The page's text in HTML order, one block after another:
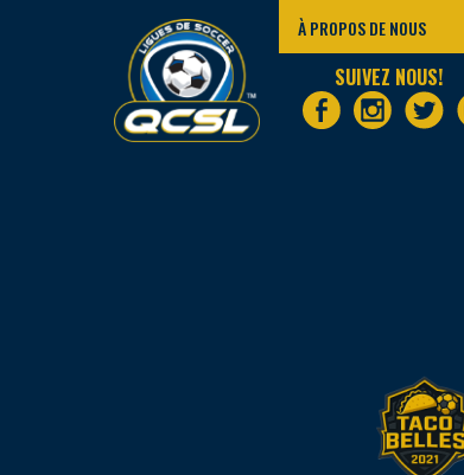
À PROPOS DE NOUS
SUIVEZ NOUS!